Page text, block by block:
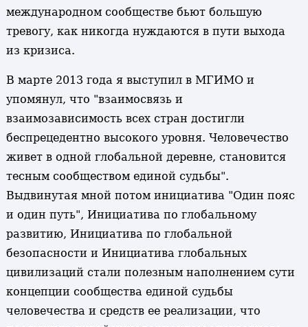
международном сообществе бьют большую
тревогу, как никогда нуждаются в пути выхода
из кризиса.
В марте 2013 года я выступил в МГИМО и
упомянул, что "взаимосвязь и
взаимозависимость всех стран достигли
беспрецедентно высокого уровня. Человечество
живет в одной глобальной деревне, становится
тесным сообществом единой судьбы".
Выдвинутая мной потом инициатива "Один пояс
и один путь", Инициатива по глобальному
развитию, Инициатива по глобальной
безопасности и Инициатива глобальных
цивилизаций стали полезным наполнением сути
концепции сообщества единой судьбы
человечества и средств ее реализации, что